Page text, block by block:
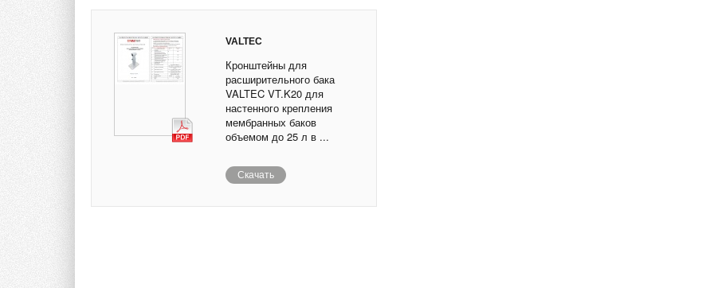
VALTEC
Кронштейны для
расширительного бака
VALTEC VT.K20 для
настенного крепления
мембранных баков
объемом до 25 л в ...
Скачать